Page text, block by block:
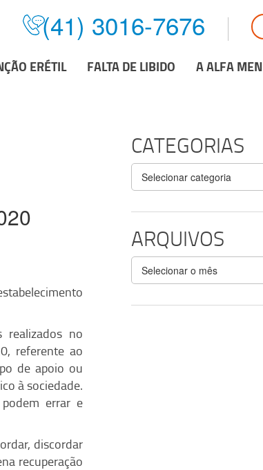
(41) 3016-7676
ERÉTIL FALTA DE LIBIDO A ALFA MEN
realizados no
referente ao
de apoio ou
à sociedade.
errar e
discordar
recuperação
CATEGORIAS
Categorias
ARQUIVOS
Arquivos